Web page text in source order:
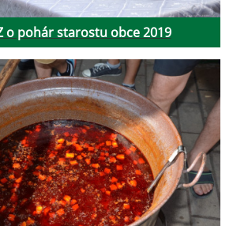
o pohár starostu obce 2019